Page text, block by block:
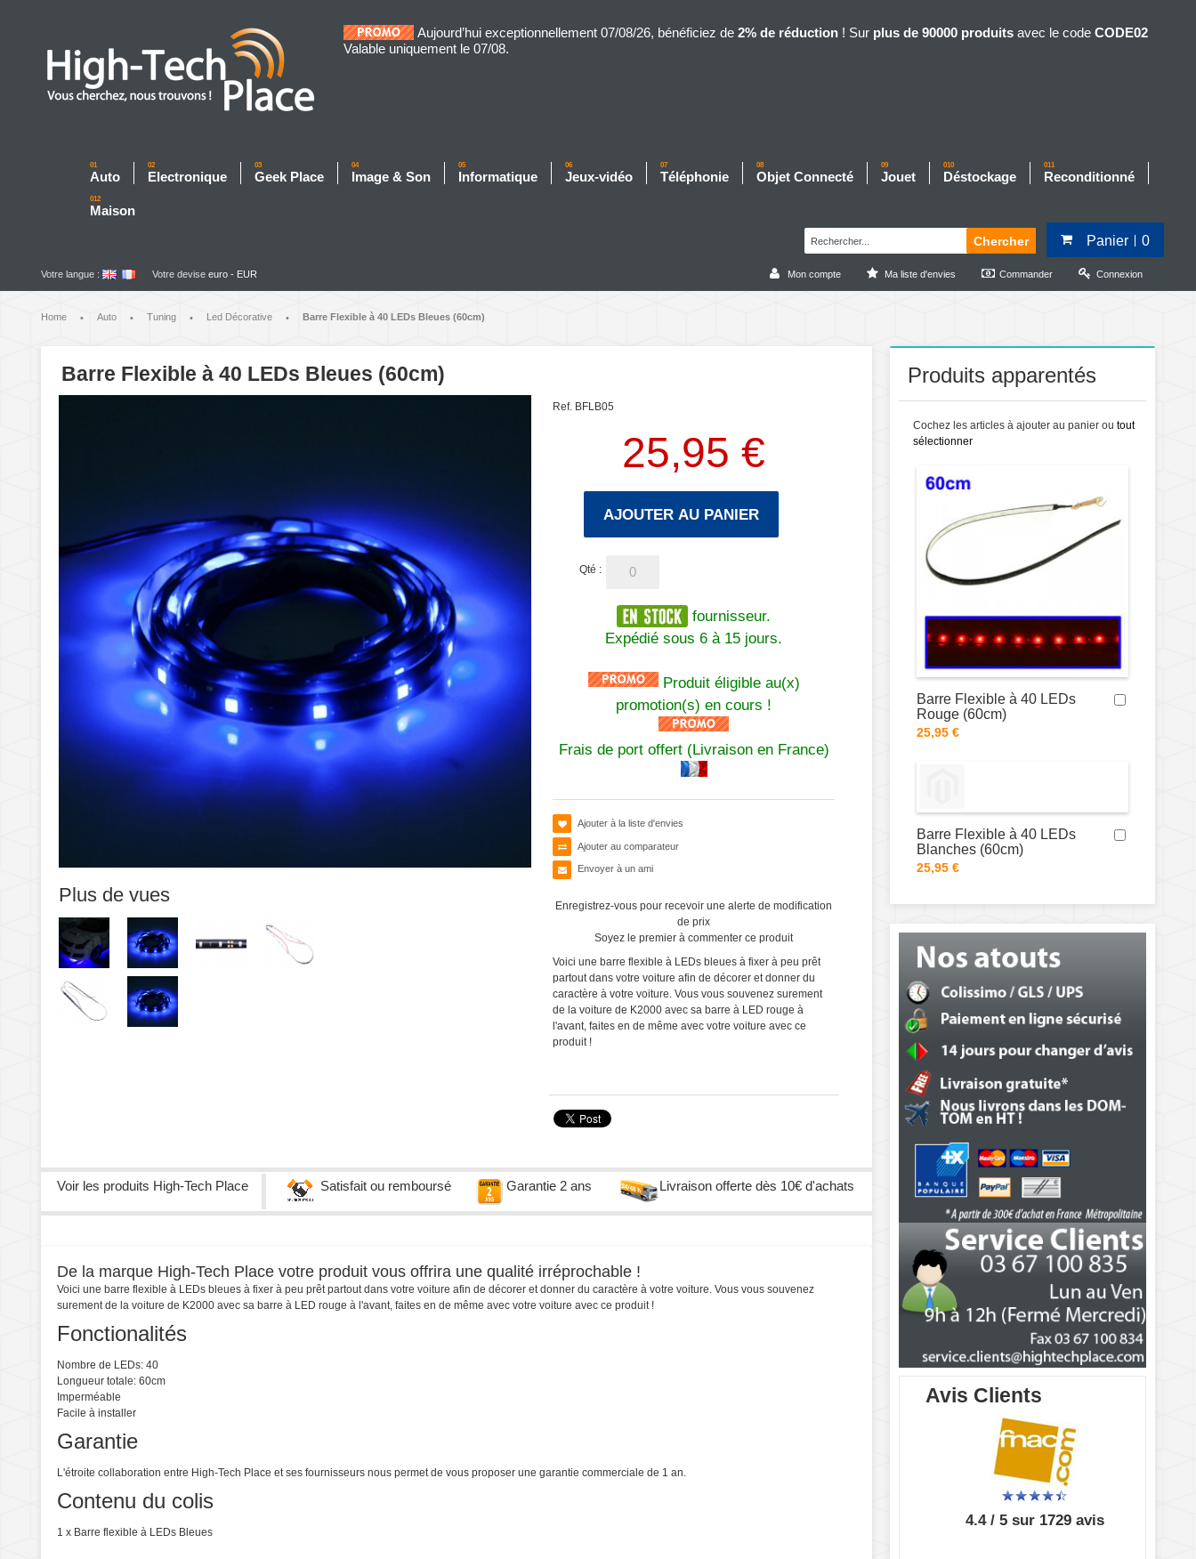
Aujourd’hui exceptionnellement 07/08/26, bénéficiez de 2% de réduction ! Sur plus de 90000 produits avec le code CODE02
Valable uniquement le 07/08.
01
Auto
02
Electronique
03
Geek Place
04
Image & Son
05
Informatique
06
Jeux-vidéo
07
Téléphonie
08
Objet Connecté
09
Jouet
010
Déstockage
011
Reconditionné
012
Maison
Panier
0
Chercher
Mon compte Ma liste d'envies Commander Connexion
Votre langue : Votre devise euro - EUR
Home • Auto • Tuning • Led Décorative • Barre Flexible à 40 LEDs Bleues (60cm)
Barre Flexible à 40 LEDs Bleues (60cm)
Plus de vues
Ref. BFLB05
25,95 €
AJOUTER AU PANIER
Qté :
fournisseur.
Expédié sous 6 à 15 jours.
Produit éligible au(x)
promotion(s) en cours !
Frais de port offert (Livraison en France)
Ajouter à la liste d'envies
Ajouter au comparateur
Envoyer à un ami
Enregistrez-vous pour recevoir une alerte de modification
de prix
Soyez le premier à commenter ce produit
Voici une barre flexible à LEDs bleues à fixer à peu prêt
partout dans votre voiture afin de décorer et donner du
caractère à votre voiture. Vous vous souvenez surement
de la voiture de K2000 avec sa barre à LED rouge à
l'avant, faites en de même avec votre voiture avec ce
produit !
Voir les produits High-Tech Place Satisfait ou remboursé Garantie 2 ans Livraison offerte dès 10€ d'achats
De la marque High-Tech Place votre produit vous offrira une qualité irréprochable !
Voici une barre flexible à LEDs bleues à fixer à peu prêt partout dans votre voiture afin de décorer et donner du caractère à votre voiture. Vous vous souvenez
surement de la voiture de K2000 avec sa barre à LED rouge à l'avant, faites en de même avec votre voiture avec ce produit !
Fonctionalités
Nombre de LEDs: 40
Longueur totale: 60cm
Imperméable
Facile à installer
Garantie
L'étroite collaboration entre High-Tech Place et ses fournisseurs nous permet de vous proposer une garantie commerciale de 1 an.
Contenu du colis
1 x Barre flexible à LEDs Bleues
Produits apparentés
Cochez les articles à ajouter au panier ou tout
sélectionner
Barre Flexible à 40 LEDs
Rouge (60cm)
25,95 €
Barre Flexible à 40 LEDs
Blanches (60cm)
25,95 €
Avis Clients
4.4 / 5 sur 1729 avis